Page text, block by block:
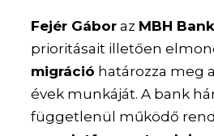
Fejér Gábor az MBH Bank
prioritásait illetően
migráció határozza meg
évek munkáját. A bank
függetlenül működő